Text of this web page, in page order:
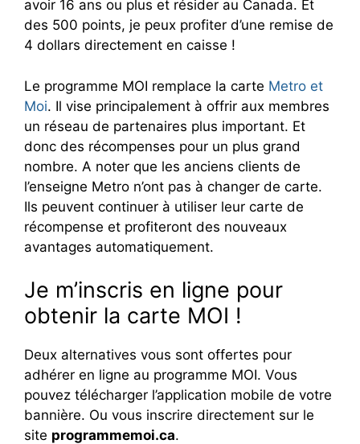
avoir 16 ans ou plus et résider au Canada. Et
des 500 points, je peux profiter d’une remise de
4 dollars directement en caisse !
Le programme MOI remplace la carte Metro et
Moi. Il vise principalement à offrir aux membres
un réseau de partenaires plus important. Et
donc des récompenses pour un plus grand
nombre. A noter que les anciens clients de
l’enseigne Metro n’ont pas à changer de carte.
Ils peuvent continuer à utiliser leur carte de
récompense et profiteront des nouveaux
avantages automatiquement.
Je m’inscris en ligne pour
obtenir la carte MOI !
Deux alternatives vous sont offertes pour
adhérer en ligne au programme MOI. Vous
pouvez télécharger l’application mobile de votre
bannière. Ou vous inscrire directement sur le
site programmemoi.ca.